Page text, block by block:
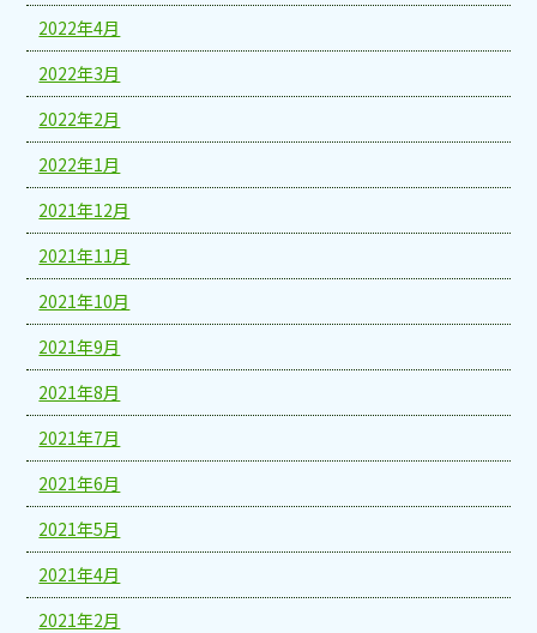
2022年4月
2022年3月
2022年2月
2022年1月
2021年12月
2021年11月
2021年10月
2021年9月
2021年8月
2021年7月
2021年6月
2021年5月
2021年4月
2021年2月